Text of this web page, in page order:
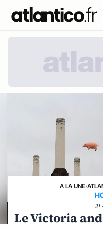
A LA UNE›
31
Le Victoria